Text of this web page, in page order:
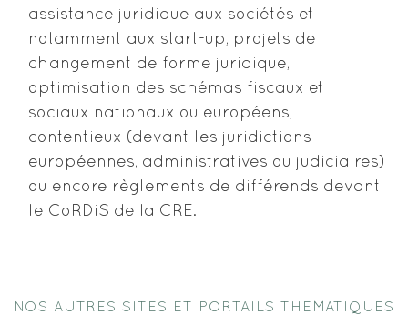
assistance juridique aux sociétés et
notamment aux start-up, projets de
changement de forme juridique,
optimisation des schémas fiscaux et
sociaux nationaux ou européens,
contentieux (devant les juridictions
européennes, administratives ou judiciaires)
ou encore règlements de différends devant
le CoRDiS de la CRE.
NOS AUTRES SITES ET PORTAILS THEMATIQUES